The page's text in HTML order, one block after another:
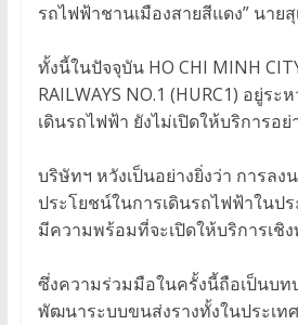
รถไฟฟ้าชานเมืองสายสีแดง” นาย
ทั้งนี้ในปัจจุบัน HO CHI MINH
RAILWAYS NO.1 (HURC1) อยู่ระ
เดินรถไฟฟ้า ยังไม่เปิดให้บริการอย่
บริษัทฯ หวังเป็นอย่างยิ่งว่า การลง
ประโยชน์ในการเดินรถไฟฟ้าในปร
มีความพร้อมที่จะเปิดให้บริการเ
ซึ่งความร่วมมือในครั้งนี้ถือเป็นบ
พัฒนาระบบขนส่งรางทั้งในประเท